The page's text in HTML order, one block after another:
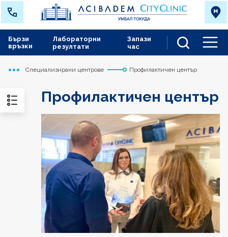
Лабораторни
резултати
Запази
час
Бързи
връзки
Начало
Токуда
Специализирани центрове Профилактичен център
Профилактичен център